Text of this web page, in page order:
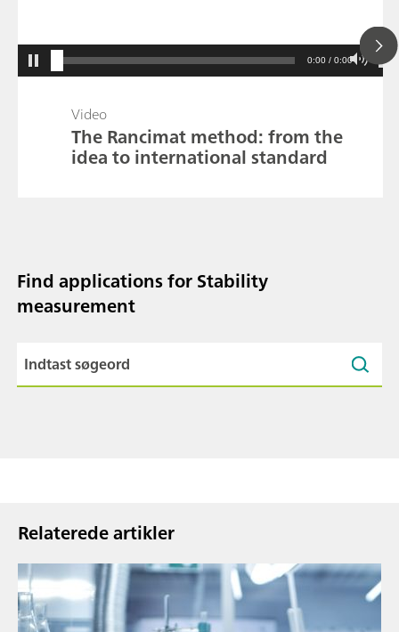
0:00 / 0:00
Video
The Rancimat method: from the
idea to international standard
Find applications for Stability
measurement
Relaterede artikler